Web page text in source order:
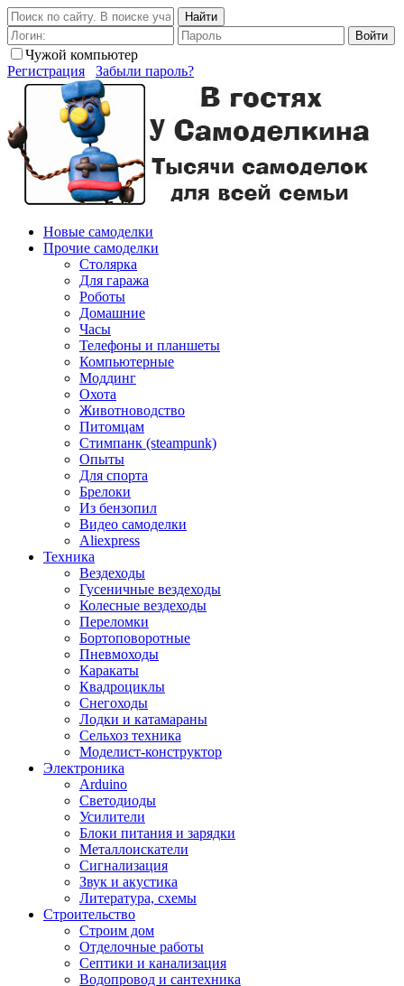
Найти
Войти
Чужой компьютер
Регистрация
Забыли пароль?
Новые самоделки
Прочие самоделки
Столярка
Для гаража
Роботы
Домашние
Часы
Телефоны и планшеты
Компьютерные
Моддинг
Охота
Животноводство
Питомцам
Стимпанк (steampunk)
Опыты
Для спорта
Брелоки
Из бензопил
Видео самоделки
Aliexpress
Техника
Вездеходы
Гусеничные вездеходы
Колесные вездеходы
Переломки
Бортоповоротные
Пневмоходы
Каракаты
Квадроциклы
Снегоходы
Лодки и катамараны
Сельхоз техника
Моделист-конструктор
Электроника
Arduino
Светодиоды
Усилители
Блоки питания и зарядки
Металлоискатели
Сигнализация
Звук и акустика
Литература, схемы
Строительство
Строим дом
Отделочные работы
Септики и канализация
Водопровод и сантехника